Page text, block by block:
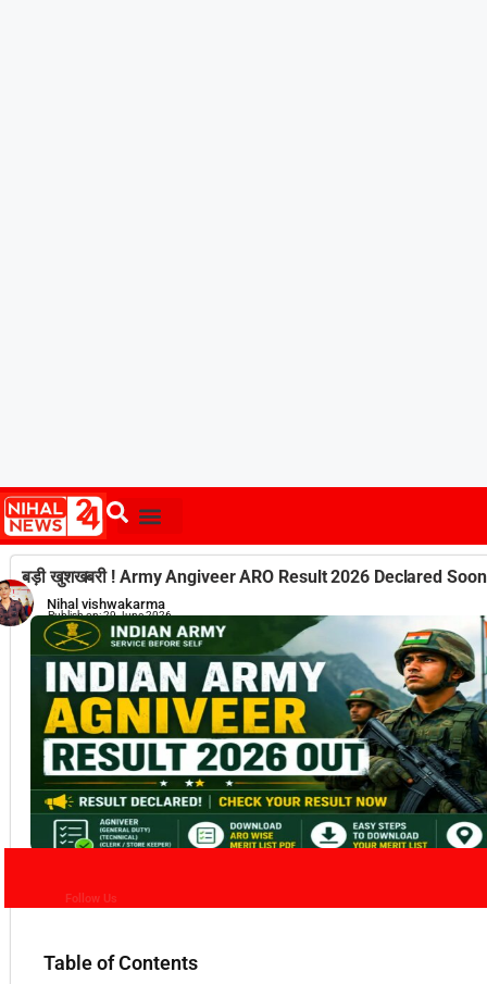
बड़ी खुशखबरी ! Army Angiveer ARO Result 2026 Declared Soon
Nihal vishwakarma
Publish on:29 June 2026
Follow Us
Table of Contents